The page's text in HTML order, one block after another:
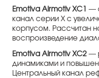
Emotiva Airmotiv XC1 —
канал серии X с
корпусом. Рассчитан
воспроизведение
Emotiva Airmotiv XC2 —
динамиками и
Центральный канал